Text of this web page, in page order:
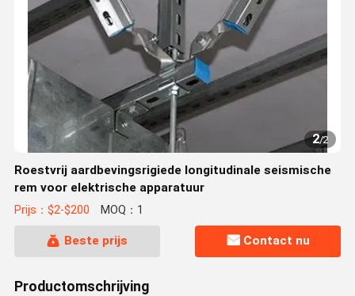
2/2
Roestvrij aardbevingsrigiede longitudinale seismische
rem voor elektrische apparatuur
Prijs：$2-$200 MOQ：1
Beste prijs Contact nu
Productomschrijving